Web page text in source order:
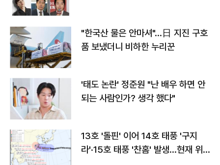
"한국산 물은 안마셔"…日 지진 구호
품 보냈더니 비하한 누리꾼
'태도 논란' 정준원 "난 배우 하면 안
되는 사람인가? 생각 했다"
13호 '돌핀' 이어 14호 태풍 '구지
라'·15호 태풍 '찬홈' 발생…현재 위